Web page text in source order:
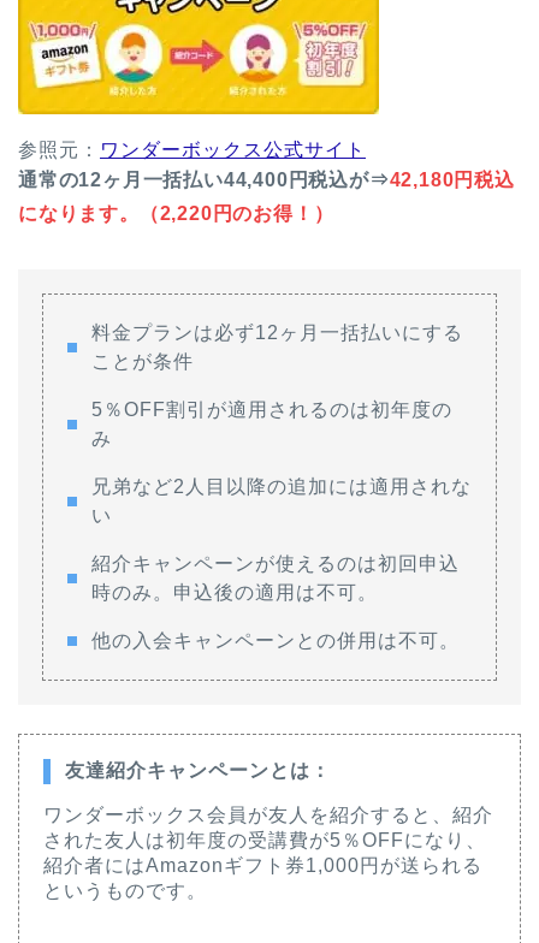
参照元： ワンダーボックス公式サイト
通常の12ヶ月一括払い44,400円税込が⇒42,180円税込
になります。（2,220円のお得！）
料金プランは必ず12ヶ月一括払いにする
ことが条件
5％OFF割引が適用されるのは初年度の
み
兄弟など2人目以降の追加には適用されな
い
紹介キャンペーンが使えるのは初回申込
時のみ。申込後の適用は不可。
他の入会キャンペーンとの併用は不可。
友達紹介キャンペーンとは：
ワンダーボックス会員が友人を紹介すると、紹介
された友人は初年度の受講費が5％OFFになり、
紹介者にはAmazonギフト券1,000円が送られる
というものです。